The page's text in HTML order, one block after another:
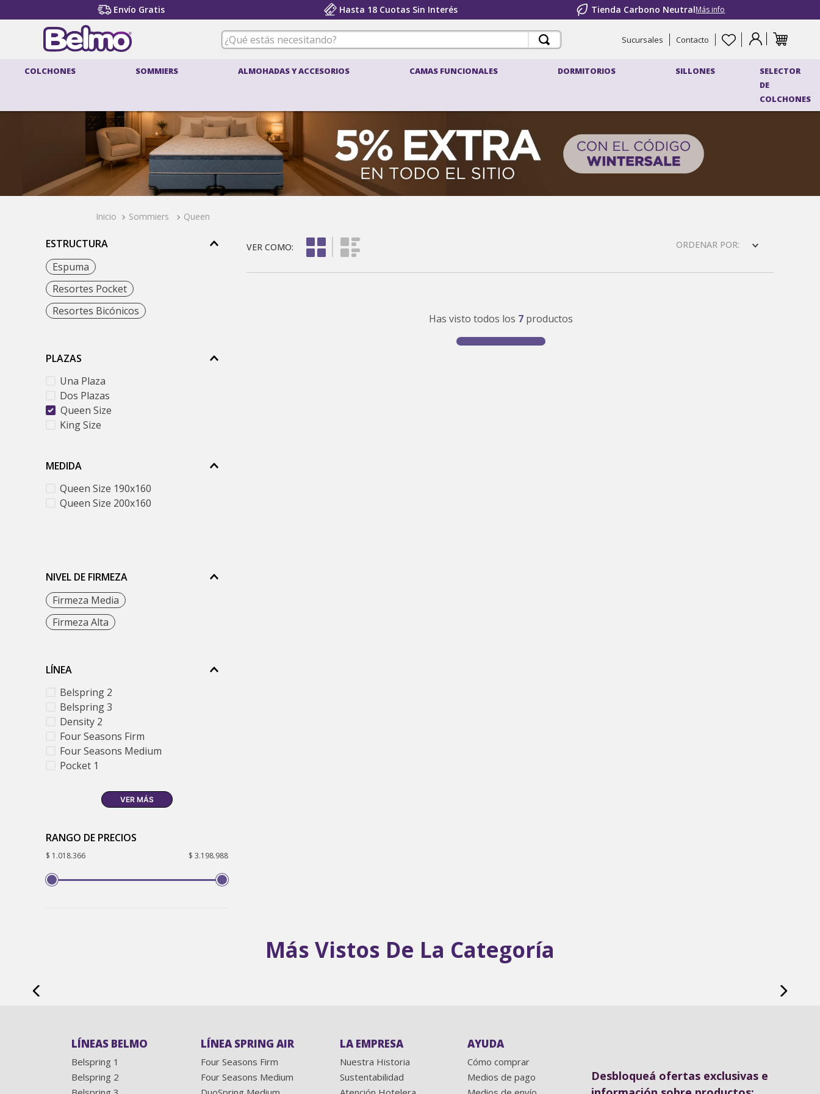
Envío Gratis Hasta 18 Cuotas Sin Interés Tienda Carbono NeutralMás info
¿Qué estás necesitando? Sucursales Contacto
COLCHONES SOMMIERS ALMOHADAS Y ACCESORIOS CAMAS FUNCIONALES DORMITORIOS SILLONES
SELECTOR
DE
COLCHONES
Sommiers Queen
ESTRUCTURA
Espuma
Resortes Pocket
Resortes Bicónicos
LÍNEA
Belspring 2
Belspring 3
Density 2
Four Seasons Firm
Four Seasons Medium
Pocket 1
VER MÁS
MEDIDA
Queen Size 190x160
Queen Size 200x160
NIVEL DE FIRMEZA
Firmeza Media
Firmeza Alta
PLAZAS
Una Plaza
Dos Plazas
Queen Size
King Size
RANGO DE PRECIOS
$ 1.018.366 $ 3.198.988
ORDENAR POR
Has visto todos los 7 productos
Más Vistos De La Categoría
LÍNEAS BELMO
Belspring 1
Belspring 2
LÍNEA SPRING AIR
Four Seasons Firm
Four Seasons Medium
LA EMPRESA
Nuestra Historia
Sustentabilidad
AYUDA
Cómo comprar
Medios de pago
Desbloqueá ofertas exclusivas e
1.
belspring 3
2.
density
3.
pocket
belspring
7.
almohada